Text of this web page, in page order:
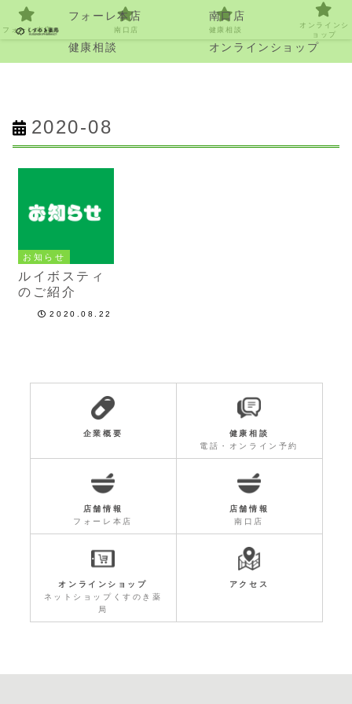
フォーレ本店 南口店
健康相談 オンラインショップ
2020-08
お知らせ
ルイボスティ
のご紹介
2020.08.22
企業概要
健康相談
電話・オンライン予約
店舗情報
フォーレ本店
店舗情報
南口店
オンラインショップ
ネットショップくすのき薬
局
アクセス
フォーレ本店 南口店 健康相談
オンラインシ
ョップ